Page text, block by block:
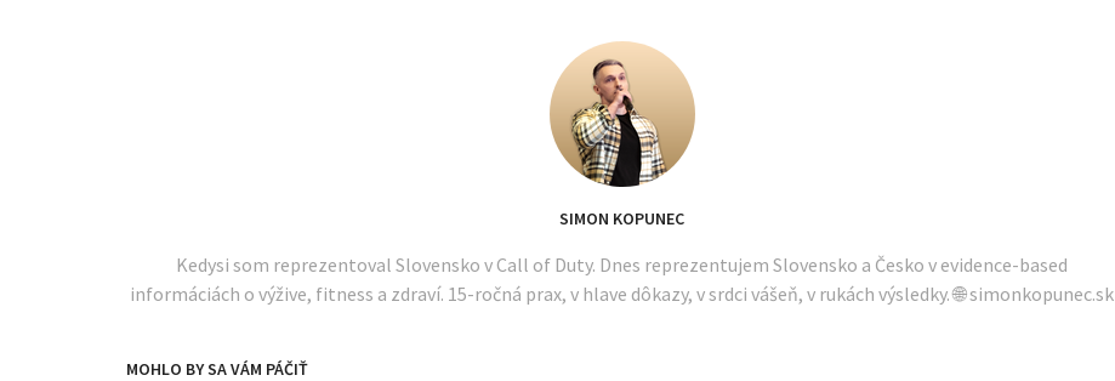
SIMON KOPUNEC
Kedysi som reprezentoval Slovensko v Call of Duty. Dnes reprezentujem Slovensko a Česko v evidence-based
informáciách o výžive, fitness a zdraví. 15-ročná prax, v hlave dôkazy, v srdci vášeň, v rukách výsledky. 🌐 simonkopunec.sk
MOHLO BY SA VÁM PÁČIŤ